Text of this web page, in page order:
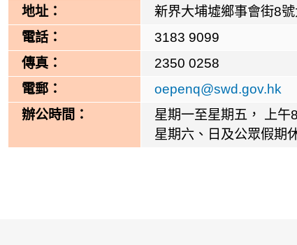
地址：
新界大埔墟鄉事會街8
電話：
3183 9099
傳真：
2350 0258
電郵：
oepenq@swd.gov.hk
辦公時間：
星期一至星期五， 上午
星期六、日及公眾假期